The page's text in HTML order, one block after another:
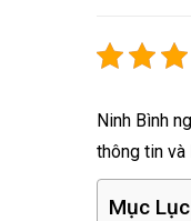
Ninh Bình
thông tin và
Mục Lục